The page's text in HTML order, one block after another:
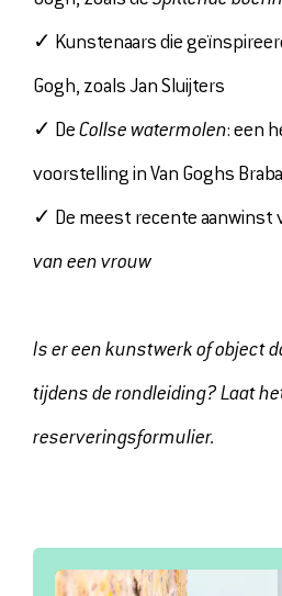
✓ Kunstenaars die
Gogh, zoals Jan Sluijters
✓ DeCollse watermolen: een
voorstelling in Van Goghs
✓ De meest recente aanwinst
van een vrouw
Is er een kunstwerk of object
tijdens de rondleiding? Laat
reserveringsformulier.